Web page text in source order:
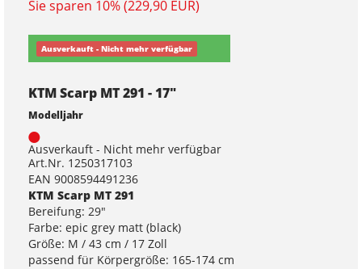
Sie sparen 10% (229,90 EUR)
Ausverkauft - Nicht mehr verfügbar
KTM Scarp MT 291 - 17"
Modelljahr
Ausverkauft - Nicht mehr verfügbar
Art.Nr. 1250317103
EAN 9008594491236
KTM Scarp MT 291
Bereifung: 29"
Farbe: epic grey matt (black)
Größe: M / 43 cm / 17 Zoll
passend für Körpergröße: 165-174 cm